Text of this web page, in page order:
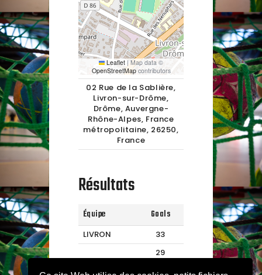
Leaflet | Map data ©
OpenStreetMapcontributors
02 Rue de la Sablière,
Livron-sur-Drôme,
Drôme, Auvergne-
Rhône-Alpes, France
métropolitaine, 26250,
France
Résultats
Équipe Goals
LIVRON
33
29